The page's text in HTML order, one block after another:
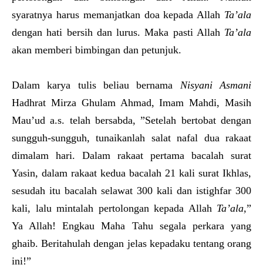
syaratnya harus memanjatkan doa kepada Allah Ta’ala
dengan hati bersih dan lurus. Maka pasti Allah Ta’ala
akan memberi bimbingan dan petunjuk.
Dalam karya tulis beliau bernama Nisyani Asmani
Hadhrat Mirza Ghulam Ahmad, Imam Mahdi, Masih
Mau’ud a.s. telah bersabda, ”Setelah bertobat dengan
sungguh-sungguh, tunaikanlah salat nafal dua rakaat
dimalam hari. Dalam rakaat pertama bacalah surat
Yasin, dalam rakaat kedua bacalah 21 kali surat Ikhlas,
sesudah itu bacalah selawat 300 kali dan istighfar 300
kali, lalu mintalah pertolongan kepada Allah Ta’ala,”
Ya Allah! Engkau Maha Tahu segala perkara yang
ghaib. Beritahulah dengan jelas kepadaku tentang orang
ini!”